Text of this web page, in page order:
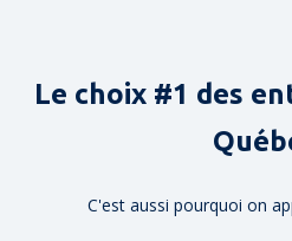
Le choix #1 des
C'est aussi pourquoi on